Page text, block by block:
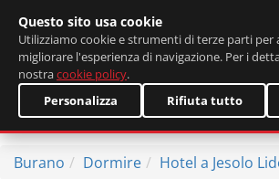
Burano Dormire Hotel a Jesolo
Questo sito usa cookie
Utilizziamo cookie e strumenti di terze parti per
migliorare l'esperienza di navigazione. Per i
nostracookie policy.
Personalizza
Rifiuta tutto